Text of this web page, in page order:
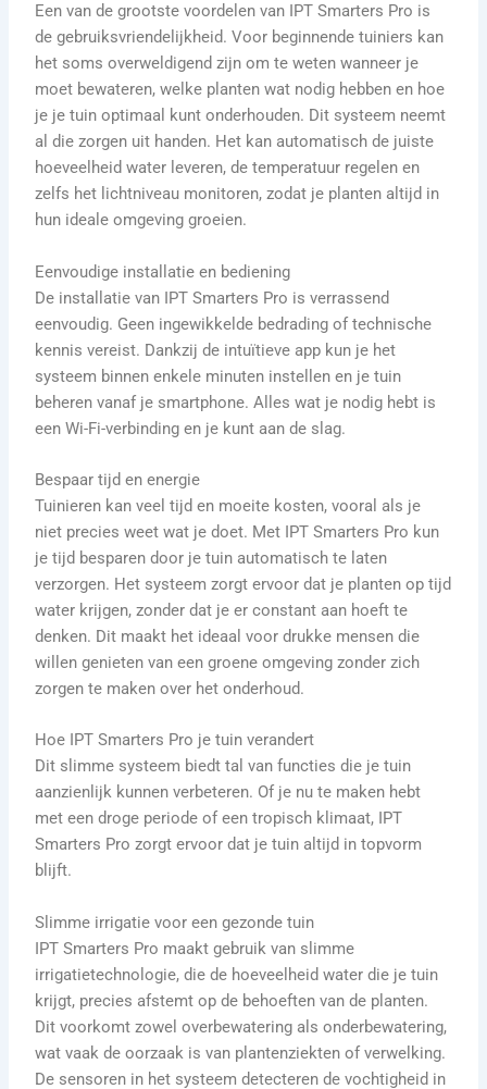
Een van de grootste voordelen van IPT Smarters Pro is
de gebruiksvriendelijkheid. Voor beginnende tuiniers kan
het soms overweldigend zijn om te weten wanneer je
moet bewateren, welke planten wat nodig hebben en hoe
je je tuin optimaal kunt onderhouden. Dit systeem neemt
al die zorgen uit handen. Het kan automatisch de juiste
hoeveelheid water leveren, de temperatuur regelen en
zelfs het lichtniveau monitoren, zodat je planten altijd in
hun ideale omgeving groeien.
Eenvoudige installatie en bediening
De installatie van IPT Smarters Pro is verrassend
eenvoudig. Geen ingewikkelde bedrading of technische
kennis vereist. Dankzij de intuïtieve app kun je het
systeem binnen enkele minuten instellen en je tuin
beheren vanaf je smartphone. Alles wat je nodig hebt is
een Wi-Fi-verbinding en je kunt aan de slag.
Bespaar tijd en energie
Tuinieren kan veel tijd en moeite kosten, vooral als je
niet precies weet wat je doet. Met IPT Smarters Pro kun
je tijd besparen door je tuin automatisch te laten
verzorgen. Het systeem zorgt ervoor dat je planten op tijd
water krijgen, zonder dat je er constant aan hoeft te
denken. Dit maakt het ideaal voor drukke mensen die
willen genieten van een groene omgeving zonder zich
zorgen te maken over het onderhoud.
Hoe IPT Smarters Pro je tuin verandert
Dit slimme systeem biedt tal van functies die je tuin
aanzienlijk kunnen verbeteren. Of je nu te maken hebt
met een droge periode of een tropisch klimaat, IPT
Smarters Pro zorgt ervoor dat je tuin altijd in topvorm
blijft.
Slimme irrigatie voor een gezonde tuin
IPT Smarters Pro maakt gebruik van slimme
irrigatietechnologie, die de hoeveelheid water die je tuin
krijgt, precies afstemt op de behoeften van de planten.
Dit voorkomt zowel overbewatering als onderbewatering,
wat vaak de oorzaak is van plantenziekten of verwelking.
De sensoren in het systeem detecteren de vochtigheid in